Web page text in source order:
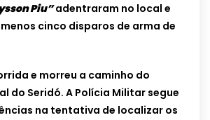
Piu”adentraram no local e
cinco disparos de arma de
e morreu a caminho do
do Seridó. A Polícia Militar segue
na tentativa de localizar os